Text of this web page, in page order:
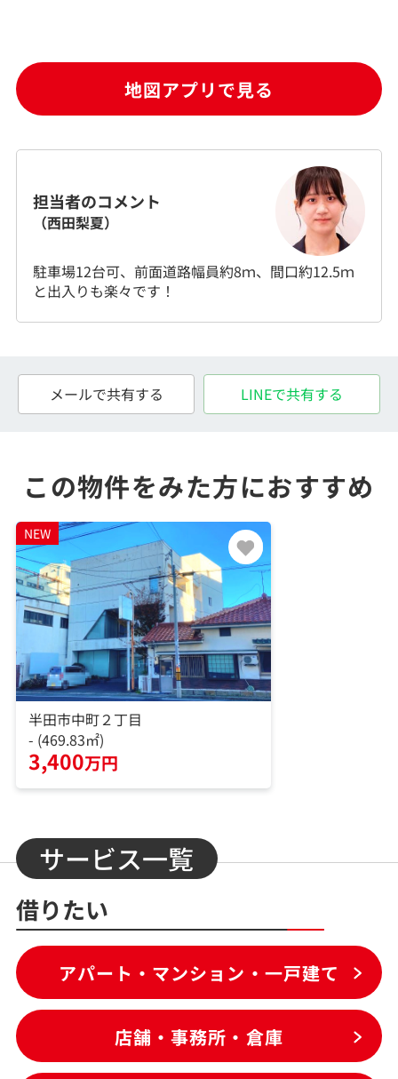
地図アプリで見る
担当者のコメント
（西田梨夏）
駐車場12台可、前面道路幅員約8ｍ、間口約12.5ｍ
と出入りも楽々です！
メールで共有する LINEで共有する
この物件をみた方におすすめ
NEW
半田市中町２丁目
- (469.83㎡)
3,400万円
サービス一覧
借りたい
アパート・マンション・一戸建て
店舗・事務所・倉庫